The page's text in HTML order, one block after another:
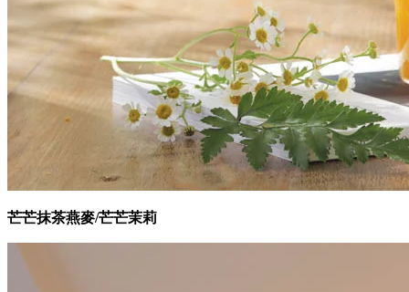
芒芒抹茶燕麥/芒芒茉莉